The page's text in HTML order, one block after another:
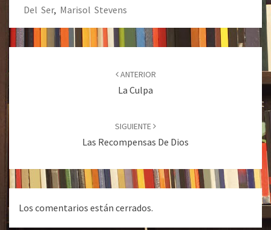
Del Ser, Marisol Stevens
de
ANTERIOR
La Culpa
SIGUIENTE
Las Recompensas De Dios
Los comentarios están cerrados.